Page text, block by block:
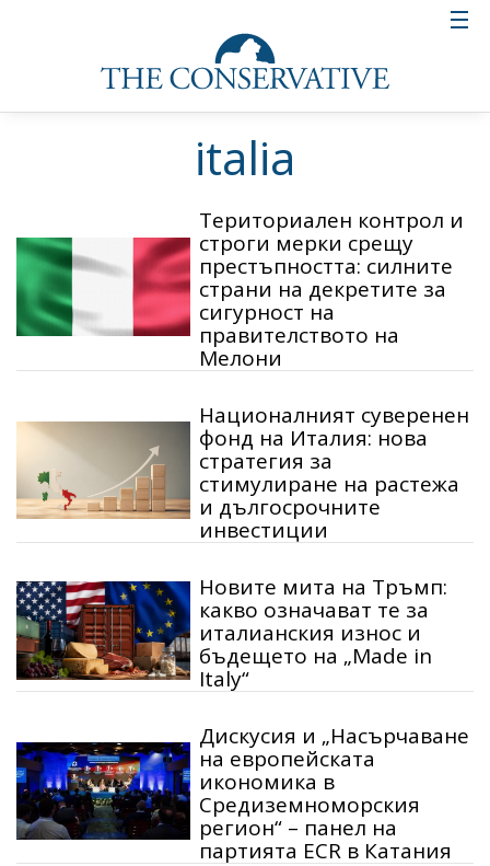
italia
Териториален контрол и
строги мерки срещу
престъпността: силните
страни на декретите за
сигурност на
правителството на
Мелони
Националният суверенен
фонд на Италия: нова
стратегия за
стимулиране на растежа
и дългосрочните
инвестиции
Новите мита на Тръмп:
какво означават те за
италианския износ и
бъдещето на „Made in
Italy“
Дискусия и „Насърчаване
на европейската
икономика в
Средиземноморския
регион“ – панел на
партията ECR в Катания